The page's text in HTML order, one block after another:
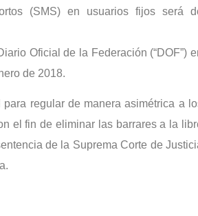
(SMS) en usuarios fijos será
Oficial de la Federación (“DOF”)
de 2018.
regular de manera asimétrica a
el fin de eliminar las barrares a la
de la Suprema Corte de